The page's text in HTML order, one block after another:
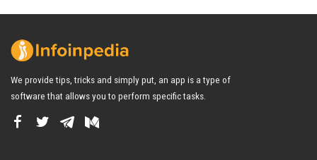
We provide tips, tricks and simply put, an app is a type of
software that allows you to perform specific tasks.